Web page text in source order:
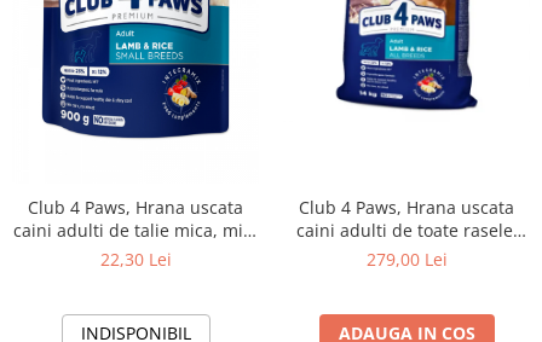
Club 4 Paws, Hrana uscata
caini adulti de talie mica, miel
si orez 0,9 kg
22,30 Lei
INDISPONIBIL
Club 4 Paws, Hrana uscata
caini adulti de toate rasele,
formula hipoalergenica, miel
279,00 Lei
ADAUGA IN COS